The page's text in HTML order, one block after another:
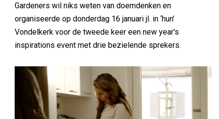
Gardeners wil niks weten van doemdenken en
organiseerde op donderdag 16 januari jl. in ‘hun’
Vondelkerk voor de tweede keer een new year's
inspirations event met drie bezielende sprekers.